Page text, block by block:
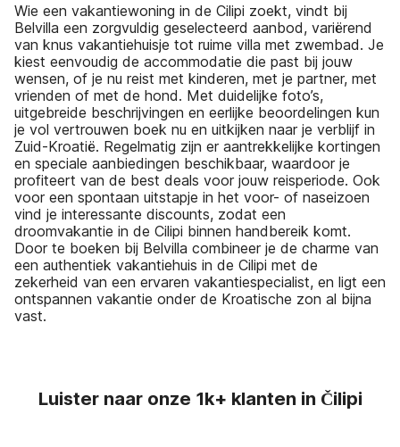
Wie een vakantiewoning in de Cilipi zoekt, vindt bij
Belvilla een zorgvuldig geselecteerd aanbod, variërend
van knus vakantiehuisje tot ruime villa met zwembad. Je
kiest eenvoudig de accommodatie die past bij jouw
wensen, of je nu reist met kinderen, met je partner, met
vrienden of met de hond. Met duidelijke foto’s,
uitgebreide beschrijvingen en eerlijke beoordelingen kun
je vol vertrouwen boek nu en uitkijken naar je verblijf in
Zuid-Kroatië. Regelmatig zijn er aantrekkelijke kortingen
en speciale aanbiedingen beschikbaar, waardoor je
profiteert van de best deals voor jouw reisperiode. Ook
voor een spontaan uitstapje in het voor- of naseizoen
vind je interessante discounts, zodat een
droomvakantie in de Cilipi binnen handbereik komt.
Door te boeken bij Belvilla combineer je de charme van
een authentiek vakantiehuis in de Cilipi met de
zekerheid van een ervaren vakantiespecialist, en ligt een
ontspannen vakantie onder de Kroatische zon al bijna
vast.
Luister naar onze 1k+ klanten in Čilipi